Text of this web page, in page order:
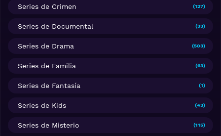
Series de Crimen (127)
Series de Documental (33)
Series de Drama (503)
Series de Familia (63)
Series de Fantasía (1)
Series de Kids (43)
Series de Misterio (115)